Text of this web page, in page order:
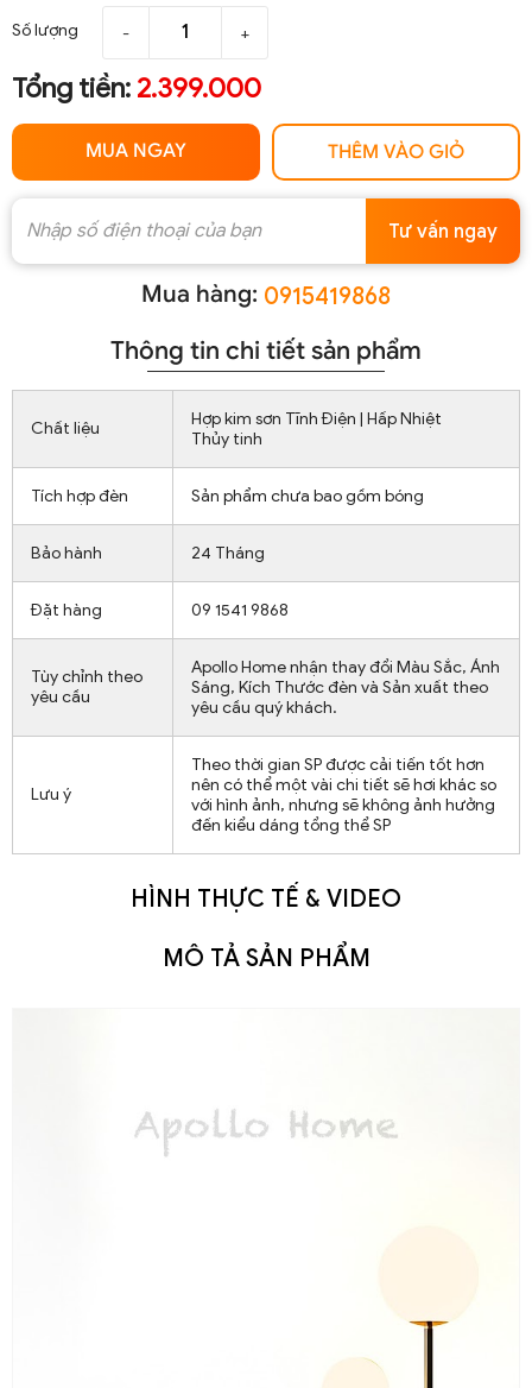
Số lượng - +
Tổng tiền: 2.399.000
MUA NGAY THÊM VÀO GIỎ
Tư vấn ngay
Mua hàng: 0915419868
Thông tin chi tiết sản phẩm
Chất liệu
Hợp kim sơn Tĩnh Điện | Hấp Nhiệt
Thủy tinh
Tích hợp đèn Sản phẩm chưa bao gồm bóng
Bảo hành 24 Tháng
Đặt hàng 09 1541 9868
Tùy chỉnh theo
yêu cầu
Apollo Home nhận thay đổi Màu Sắc, Ánh
Sáng, Kích Thước đèn và Sản xuất theo
yêu cầu quý khách.
Lưu ý
Theo thời gian SP được cải tiến tốt hơn
nên có thể một vài chi tiết sẽ hơi khác so
với hình ảnh, nhưng sẽ không ảnh hưởng
đến kiểu dáng tổng thể SP
HÌNH THỰC TẾ & VIDEO
MÔ TẢ SẢN PHẨM